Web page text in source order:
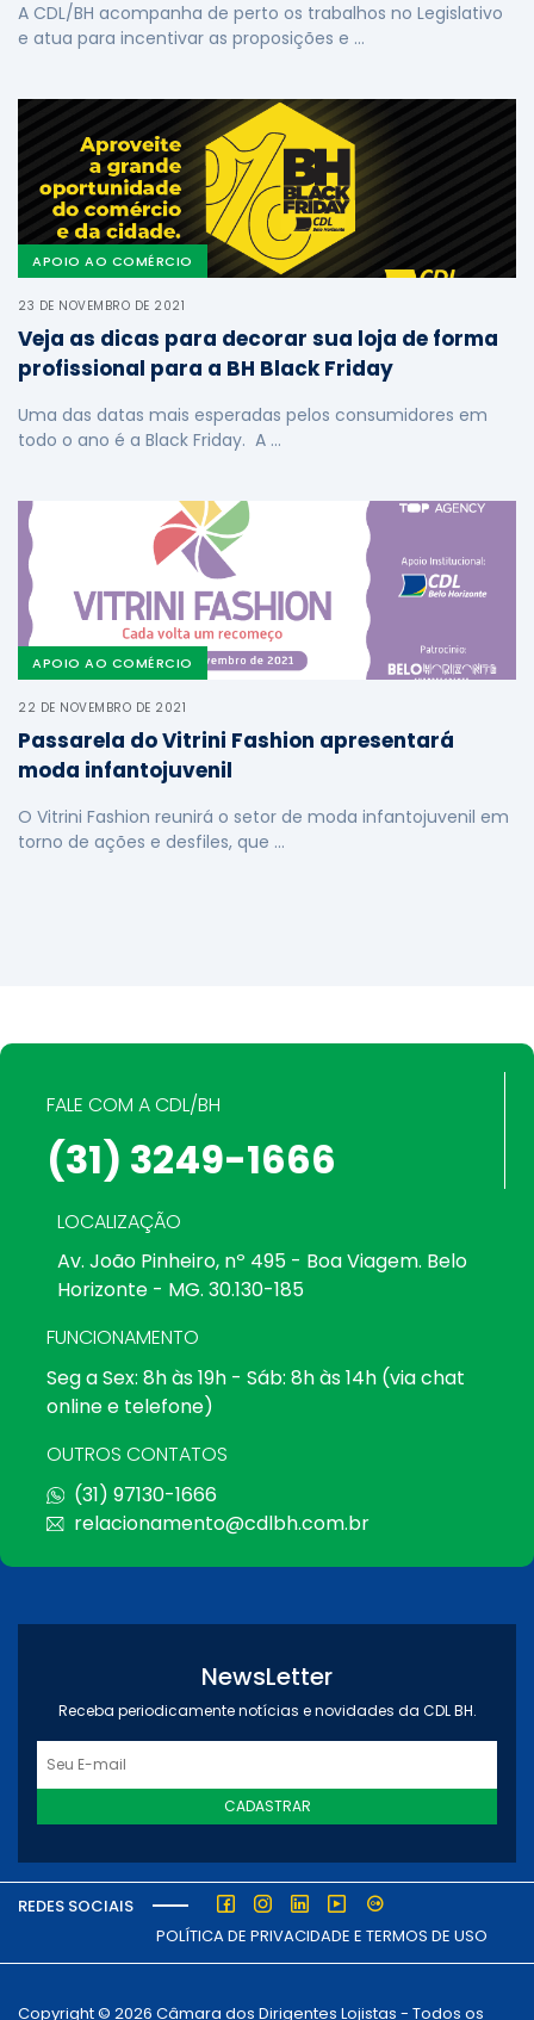
A CDL/BH acompanha de perto os trabalhos no Legislativo
e atua para incentivar as proposições e …
APOIO AO COMÉRCIO
23 DE NOVEMBRO DE 2021
Veja as dicas para decorar sua loja de forma
profissional para a BH Black Friday
Uma das datas mais esperadas pelos consumidores em
todo o ano é a Black Friday. A …
APOIO AO COMÉRCIO
22 DE NOVEMBRO DE 2021
Passarela do Vitrini Fashion apresentará
moda infantojuvenil
O Vitrini Fashion reunirá o setor de moda infantojuvenil em
torno de ações e desfiles, que …
FALE COM A CDL/BH
(31) 3249-1666
LOCALIZAÇÃO
Av. João Pinheiro, nº 495 - Boa Viagem. Belo
Horizonte - MG. 30.130-185
FUNCIONAMENTO
Seg a Sex: 8h às 19h - Sáb: 8h às 14h (via chat
online e telefone)
OUTROS CONTATOS
(31) 97130-1666
relacionamento@cdlbh.com.br
NewsLetter
Receba periodicamente notícias e novidades da CDL BH.
CADASTRAR
REDES SOCIAIS
POLÍTICA DE PRIVACIDADE E TERMOS DE USO
Copyright © 2026 Câmara dos Dirigentes Lojistas - Todos os